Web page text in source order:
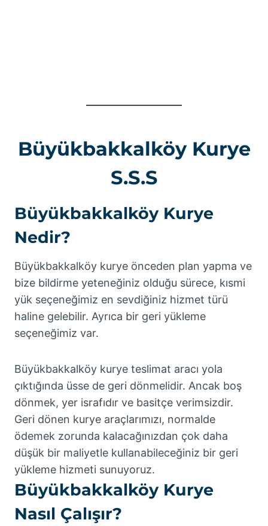
Büyükbakkalköy Kurye
S.S.S
Büyükbakkalköy Kurye
Nedir?
Büyükbakkalköy kurye önceden plan yapma ve
bize bildirme yeteneğiniz olduğu sürece, kısmi
yük seçeneğimiz en sevdiğiniz hizmet türü
haline gelebilir. Ayrıca bir geri yükleme
seçeneğimiz var.
Büyükbakkalköy kurye teslimat aracı yola
çıktığında üsse de geri dönmelidir. Ancak boş
dönmek, yer israfıdır ve basitçe verimsizdir.
Geri dönen kurye araçlarımızı, normalde
ödemek zorunda kalacağınızdan çok daha
düşük bir maliyetle kullanabileceğiniz bir geri
yükleme hizmeti sunuyoruz.
Büyükbakkalköy Kurye
Nasıl Çalışır?